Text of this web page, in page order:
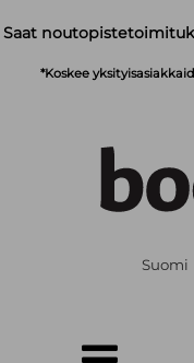
Saat
*Koskee
Suomi